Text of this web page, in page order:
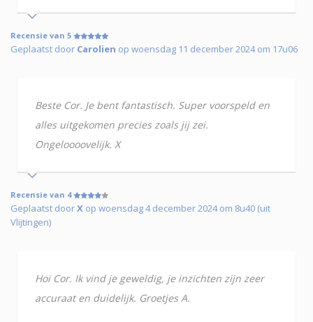
Recensie van 5
Geplaatst door Carolien op woensdag 11 december 2024 om 17u06
Beste Cor. Je bent fantastisch. Super voorspeld en
alles uitgekomen precies zoals jij zei.
Ongeloooovelijk. X
Recensie van 4
Geplaatst doorX op woensdag 4 december 2024 om 8u40 (uit
Vlijtingen)
Hoi Cor. Ik vind je geweldig, je inzichten zijn zeer
accuraat en duidelijk. Groetjes A.